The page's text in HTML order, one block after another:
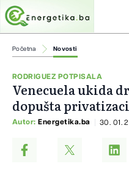
Početna Novosti
RODRIGUEZ POTPISALA
Venecuela ukida
dopušta
Autor: Energetika.ba 30. 01.